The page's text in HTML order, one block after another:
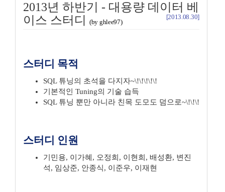
2013년 하반기 - 대용량 데이터 베
이스 스터디
(by ghlee97)
[2013.08.30]
스터디 목적
SQL 튜닝의 초석을 다지자~\!\!\!\!\!
기본적인 Tuning의 기술 습득
SQL 튜닝 뿐만 아니라 친목 도모도 덤으로~\!\!\!
스터디 인원
기민용, 이가혜, 오정희, 이현희, 배성환, 변진
석, 임상준, 안종식, 이준우, 이재현